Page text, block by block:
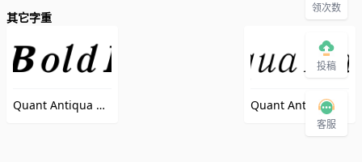
其它字重
Quant Antiqua Bold Italic:001.001< （QuantAntiquaBoldItalic）
领次数
投稿
客服